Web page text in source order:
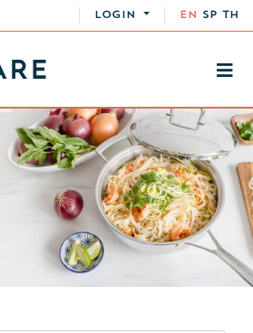
LOGIN EN SP TH